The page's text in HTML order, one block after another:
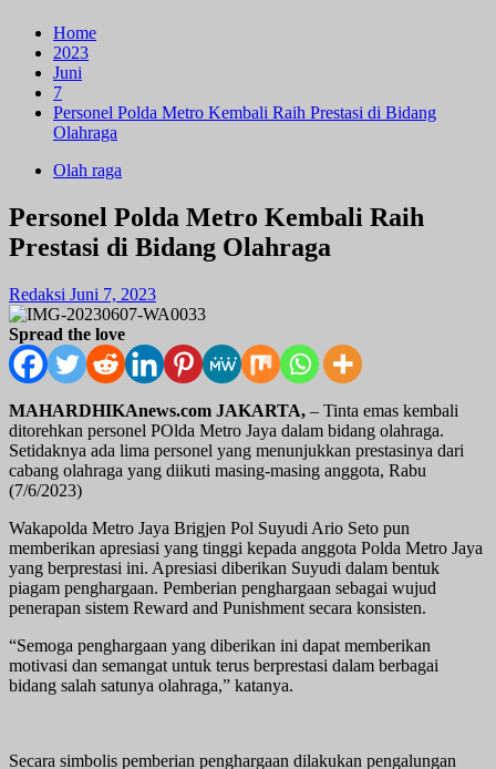
Home
2023
Juni
7
Personel Polda Metro Kembali Raih Prestasi di Bidang
Olahraga
Olah raga
Personel Polda Metro Kembali Raih
Prestasi di Bidang Olahraga
Redaksi Juni 7, 2023
Spread the love
MAHARDHIKAnews.com JAKARTA, – Tinta emas kembali
ditorehkan personel POlda Metro Jaya dalam bidang olahraga.
Setidaknya ada lima personel yang menunjukkan prestasinya dari
cabang olahraga yang diikuti masing-masing anggota, Rabu
(7/6/2023)
Wakapolda Metro Jaya Brigjen Pol Suyudi Ario Seto pun
memberikan apresiasi yang tinggi kepada anggota Polda Metro Jaya
yang berprestasi ini. Apresiasi diberikan Suyudi dalam bentuk
piagam penghargaan. Pemberian penghargaan sebagai wujud
penerapan sistem Reward and Punishment secara konsisten.
“Semoga penghargaan yang diberikan ini dapat memberikan
motivasi dan semangat untuk terus berprestasi dalam berbagai
bidang salah satunya olahraga,” katanya.
Secara simbolis pemberian penghargaan dilakukan pengalungan